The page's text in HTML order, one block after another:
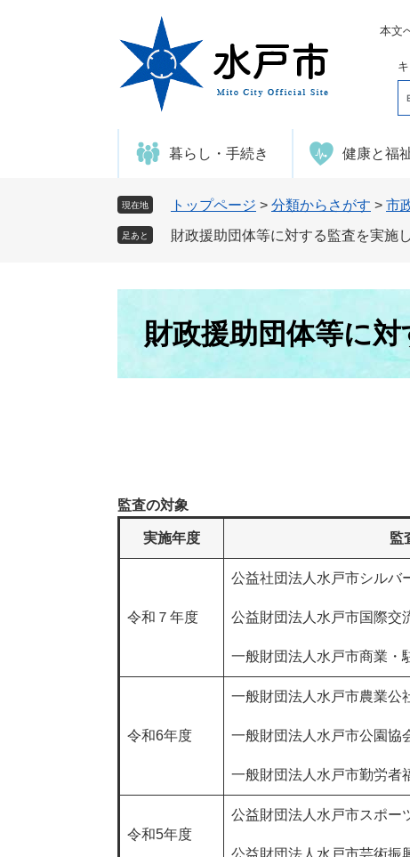
本文
o
e
検
索
暮らし・手続き 健康と福
現在地 トップページ > 分類からさがす > 市
足あと 財政援助団体等に対する監査を実施
財政援助団体等に
監査の対象
実施年度 監
令和７年度
公益社団法人水戸市シルバ
公益財団法人水戸市国際交
一般財団法人水戸市商業・
令和6年度
一般財団法人水戸市農業公
一般財団法人水戸市公園協
一般財団法人水戸市勤労者
令和5年度
公益財団法人水戸市スポー
公益財団法人水戸市芸術振